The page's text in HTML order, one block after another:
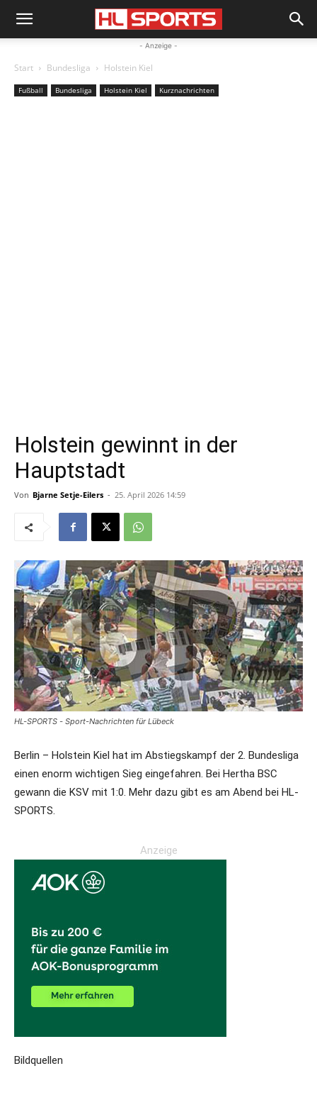
- Anzeige -
Start Bundesliga Holstein Kiel
Fußball Bundesliga Holstein Kiel Kurznachrichten
Holstein gewinnt in der
Hauptstadt
Von Bjarne Setje-Eilers - 25. April 2026 14:59
HL-SPORTS - Sport-Nachrichten für Lübeck
Berlin – Holstein Kiel hat im Abstiegskampf der 2. Bundesliga
einen enorm wichtigen Sieg eingefahren. Bei Hertha BSC
gewann die KSV mit 1:0. Mehr dazu gibt es am Abend bei HL-
SPORTS.
Anzeige
Bildquellen